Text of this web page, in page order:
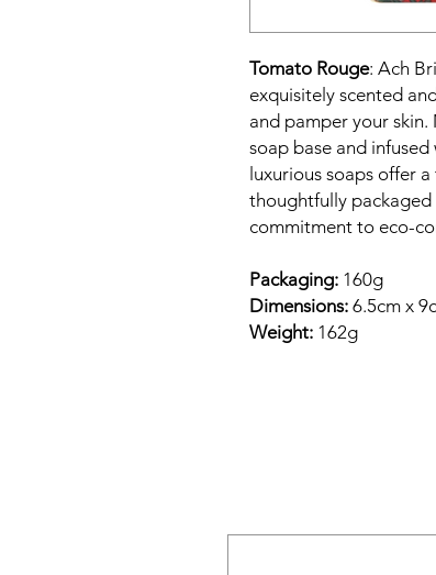
Tomato Rouge: Ach
exquisitely scented
and pamper your
soap base and
luxurious soaps offer
thoughtfully
commitment to eco-
Packaging: 160g
Dimensions: 6.5cm x
Weight: 162g